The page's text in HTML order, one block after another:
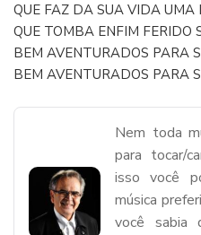
QUE FAZ DA SUA VIDA UMA
QUE TOMBA ENFIM FERIDO
BEM AVENTURADOS PARA
BEM AVENTURADOS PARA
Nem toda
para tocar/
isso você
música
você sabia